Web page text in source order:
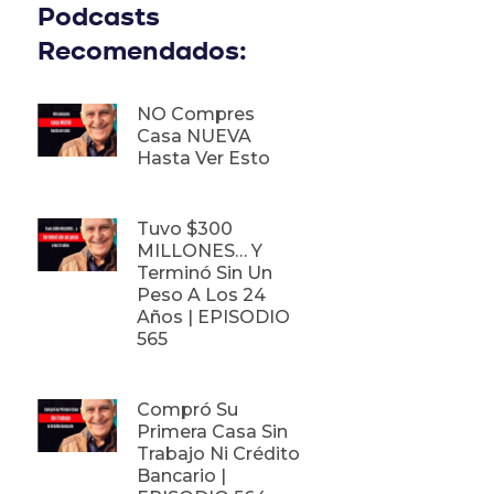
Podcasts
Recomendados:
NO Compres
Casa NUEVA
Hasta Ver Esto
Tuvo $300
MILLONES… Y
Terminó Sin Un
Peso A Los 24
Años | EPISODIO
565
Compró Su
Primera Casa Sin
Trabajo Ni Crédito
Bancario |